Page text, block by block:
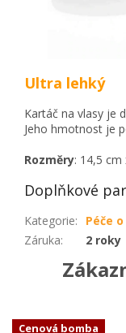
Ultra lehký
Kartáč na vlasy je
Jeho hmotnost je
Rozměry: 14,5 cm
Doplňkové
Kategorie:
Péče
Záruka: 2 roky
Cenová bomba